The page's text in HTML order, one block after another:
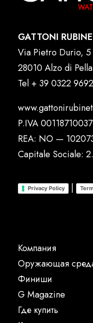
GATTONI
Via Pietro Durio, 5
28010 Alzo di
Tel + 39 0322
P.IVA 00118710037
REA: NO —
Capitale Sociale:
Privacy Policy |
Компания
Oружающая
Финиши
G Magazine
Где купить